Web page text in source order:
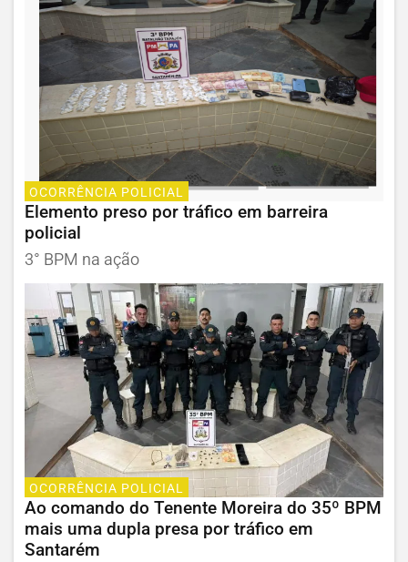
OCORRÊNCIA POLICIAL
Elemento preso por tráfico em barreira
policial
3° BPM na ação
OCORRÊNCIA POLICIAL
Ao comando do Tenente Moreira do 35º BPM
mais uma dupla presa por tráfico em
Santarém